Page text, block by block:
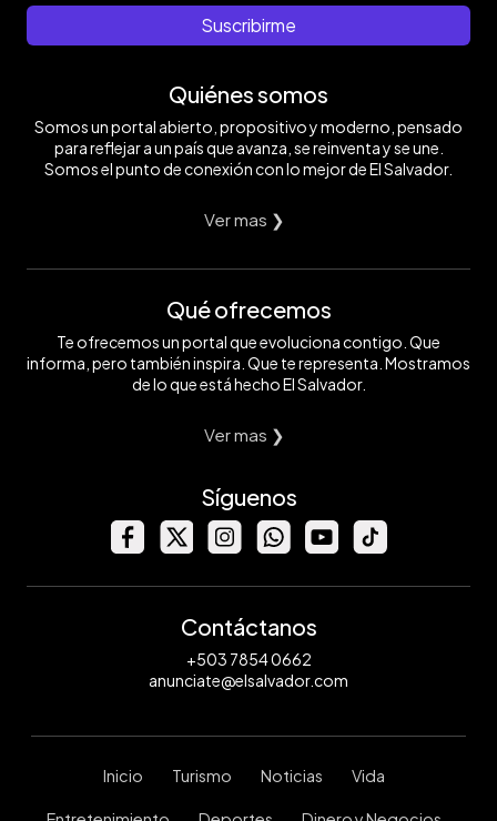
Suscribirme
Quiénes somos
Somos un portal abierto, propositivo y moderno, pensado
para reflejar a un país que avanza, se reinventa y se une.
Somos el punto de conexión con lo mejor de El Salvador.
Ver mas ❯
Qué ofrecemos
Te ofrecemos un portal que evoluciona contigo. Que
informa, pero también inspira. Que te representa. Mostramos
de lo que está hecho El Salvador.
Ver mas ❯
Síguenos
Contáctanos
+503 7854 0662
anunciate@elsalvador.com
Inicio Turismo Noticias Vida